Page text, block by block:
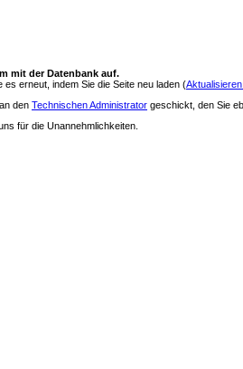
mit der Datenbank auf.
es erneut, indem Sie die Seite neu laden (
den Technischen Administrator geschickt, den Sie
für die Unannehmlichkeiten.